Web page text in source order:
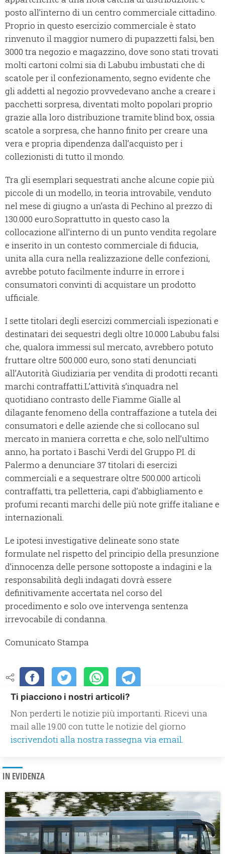
posto all’interno di un centro commerciale cittadino.
Proprio in questo esercizio commerciale è stato
rinvenuto il maggior numero di pupazzetti falsi, ben
3000 tra negozio e magazzino, dove sono stati trovati
molti cartoni colmi sia di Labubu imbustati che di
scatole per il confezionamento, segno evidente che
gli addetti al negozio provvedevano anche a creare i
pacchetti sorpresa, diventati molto popolari proprio
grazie alla loro distribuzione tramite blind box, ossia
scatole a sorpresa, che hanno finito per creare una
vera e propria dipendenza dall’acquisto per i
collezionisti di tutto il mondo.
Tra gli esemplari sequestrati anche alcune copie più
piccole di un modello, in teoria introvabile, venduto
nel mese di giugno a un’asta di Pechino al prezzo di
130.000 euro.Soprattutto in questo caso la
collocazione all’interno di un punto vendita regolare
e inserito in un contesto commerciale di fiducia,
unita alla cura nella realizzazione delle confezioni,
avrebbe potuto facilmente indurre in errore i
consumatori convinti di acquistare un prodotto
ufficiale.
I sette titolari degli esercizi commerciali ispezionati e
destinatari dei sequestri degli oltre 10.000 Labubu falsi
che, qualora immessi sul mercato, avrebbero potuto
fruttare oltre 500.000 euro, sono stati denunciati
all’Autorità Giudiziaria per vendita di prodotti recanti
marchi contraffatti.L’attività s’inquadra nel
quotidiano contrasto delle Fiamme Gialle al
dilagante fenomeno della contraffazione a tutela dei
consumatori e delle aziende che si collocano sul
mercato in maniera corretta e che, solo nell’ultimo
anno, ha portato i Baschi Verdi del Gruppo P.I. di
Palermo a denunciare 37 titolari di esercizi
commerciali e a sequestrare oltre 500.000 articoli
contraffatti, tra pelletteria, capi d’abbigliamento e
profumi recanti marchi delle più note griffe italiane e
internazionali.
Le ipotesi investigative delineate sono state
formulate nel rispetto del principio della presunzione
d’innocenza delle persone sottoposte a indagini e la
responsabilità degli indagati dovrà essere
definitivamente accertata nel corso del
procedimento e solo ove intervenga sentenza
irrevocabile di condanna.
Comunicato Stampa
Ti piacciono i nostri articoli?
Non perderti le notizie più importanti. Ricevi una
mail alle 19.00 con tutte le notizie del giorno
iscrivendoti alla nostra rassegna via email.
IN EVIDENZA